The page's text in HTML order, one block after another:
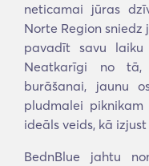
neticamai jūras
Norte Region sniedz
pavadīt savu
Neatkarīgi no
burāšanai, jaunu
pludmalei
ideāls veids, kā
BednBlue jahtu